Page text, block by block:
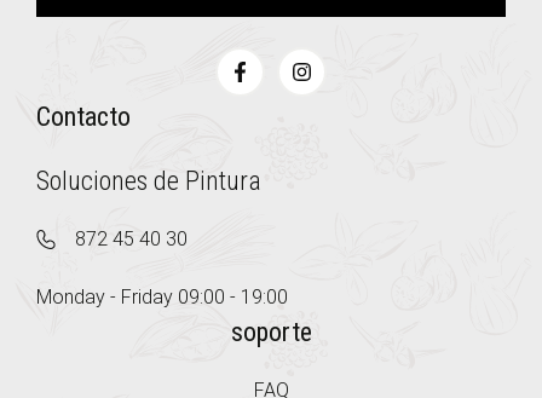
Contacto
Soluciones de Pintura
872 45 40 30
Monday - Friday 09:00 - 19:00
soporte
FAQ